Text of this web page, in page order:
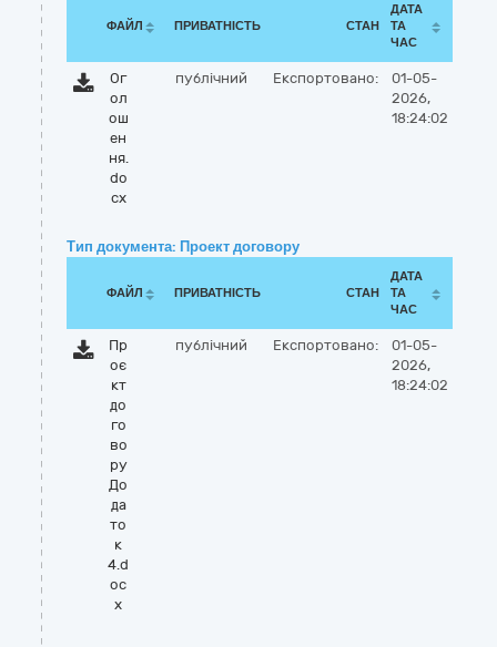
ФАЙЛ ПРИВАТНІСТЬ СТАН
ДАТА
ТА
ЧАС
Ог
ол
ош
ен
ня.
do
cx
публічний Експортовано:
01-05-
2026,
18:24:02
Тип документа: Проект договору
ФАЙЛ ПРИВАТНІСТЬ СТАН
ДАТА
ТА
ЧАС
Пр
оє
кт
до
го
во
ру
До
да
то
к
4.d
oc
x
публічний Експортовано:
01-05-
2026,
18:24:02